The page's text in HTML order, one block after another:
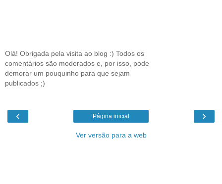
Olá! Obrigada pela visita ao blog :) Todos os
comentários são moderados e, por isso, pode
demorar um pouquinho para que sejam
publicados ;)
‹ ›
Página inicial
Ver versão para a web